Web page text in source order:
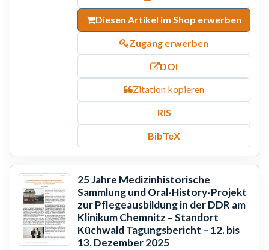
Diesen Artikel im Shop erwerben
Zugang erwerben
DOI
Zitation kopieren
RIS
BibTeX
25 Jahre Medizinhistorische
Sammlung und Oral-History-Projekt
zur Pflegeausbildung in der DDR am
Klinikum Chemnitz – Standort
Küchwald Tagungsbericht – 12. bis
13. Dezember 2025